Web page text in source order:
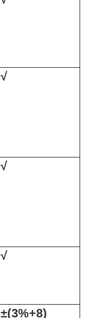
√
√
√
±(3%+8)